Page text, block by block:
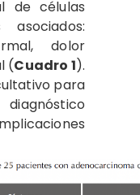
de células
dolor
(Cuadro 1).
para